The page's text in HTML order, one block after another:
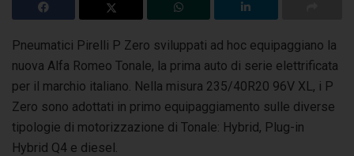
Pneumatici Pirelli P Zero sviluppati ad hoc equipaggiano la
nuova Alfa Romeo Tonale, la prima auto di serie elettrificata
per il marchio italiano. Nella misura 235/40R20 96V XL, i P
Zero sono adottati in primo equipaggiamento sulle diverse
tipologie di motorizzazione di Tonale: Hybrid, Plug-in
Hybrid Q4 e diesel.